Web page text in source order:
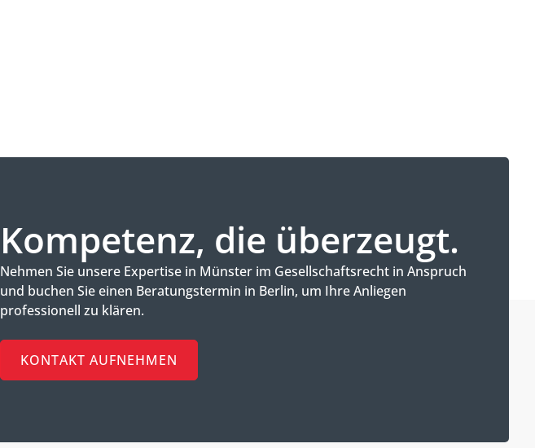
Kompetenz, die überzeugt.
Nehmen Sie unsere Expertise in Münster im Gesellschaftsrecht in Anspruch
und buchen Sie einen Beratungstermin in Berlin, um Ihre Anliegen
professionell zu klären.
KONTAKT AUFNEHMEN